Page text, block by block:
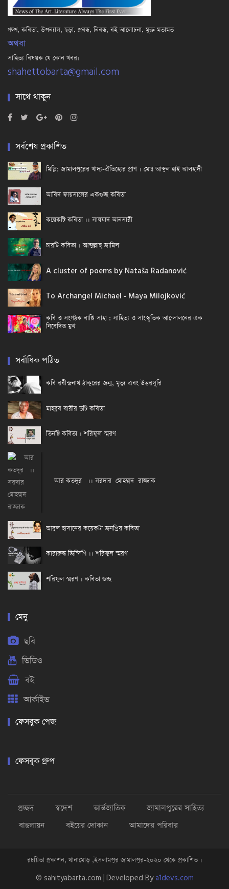
গল্প, কবিতা, উপন্যাস, ছড়া, প্রবন্ধ, নিবন্ধ, বই আলোচনা, মুক্ত মতামত
অথবা
সাহিত্য বিষয়ক যে কোন খবর।
shahettobarta@gmail.com
সাথে থাকুন
সর্বশেষ প্রকাশিত
মিল্লি: জামালপুরের খাদ্য-ঐতিহ্যের প্রাণ । মোঃ আব্দুল হাই আলহাদী
আবিদ ফায়সালের একগুচ্ছ কবিতা
কয়েকটি কবিতা ।। সাযযাদ আনসারী
চারটি কবিতা । আব্দুল্লাহ্ জামিল
A cluster of poems by Nataša Radanović
To Archangel Michael - Maya Milojković
কবি ও সংগঠক বাপ্পি সাহা : সাহিত্য ও সাংস্কৃতিক আন্দোলনের এক
নিবেদিত মুখ
সর্বাধিক পঠিত
কবি রবীন্দ্রনাথ ঠাকুরের জন্ম, মৃত্যু এবং উত্তরসূরি
মাহবুব বারীর দুটি কবিতা
তিনটি কবিতা । শরিফুল স্মরণ
আর কতদূর ।। সরদার মোহম্মদ রাজ্জাক
আবুল হাসানের কয়েকটা জনপ্রিয় কবিতা
কারারুদ্ধ জিন্দিগি ।। শরিফুল স্মরণ
শরিফুল স্মরণ । কবিতা গুচ্ছ
মেনু
ছবি
ভিডিও
বই
আর্কাইভ
ফেসবুক পেজ
ফেসবুক গ্রুপ
প্রচ্ছদ স্বদেশ আর্ন্তজাতিক
জামালপুরের সাহিত্য
বাঙলায়ন
বইয়ের দোকান আমাদের পরিবার
রচয়িতা প্রকাশন, থানামোড় ,ইসলামপুর জামালপুর-২০২০ থেকে প্রকাশিত ।
© sahityabarta.com | Developed Bya1devs.com